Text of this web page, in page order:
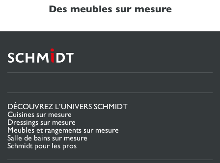
Des meubles sur mesure
DÉCOUVREZ L’UNIVERS SCHMIDT
Cuisines sur mesure
Dressings sur mesure
Meubles et rangements sur mesure
Salle de bains sur mesure
Schmidt pour les pros